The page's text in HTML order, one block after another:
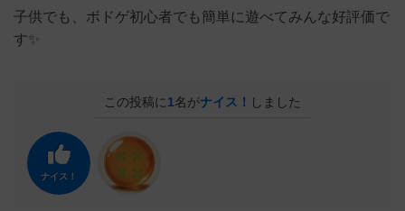
子供でも、ボドゲ初心者でも簡単に遊べてみんな好評価で
す✨
この投稿に1名がナイス！ しました
ナイス！